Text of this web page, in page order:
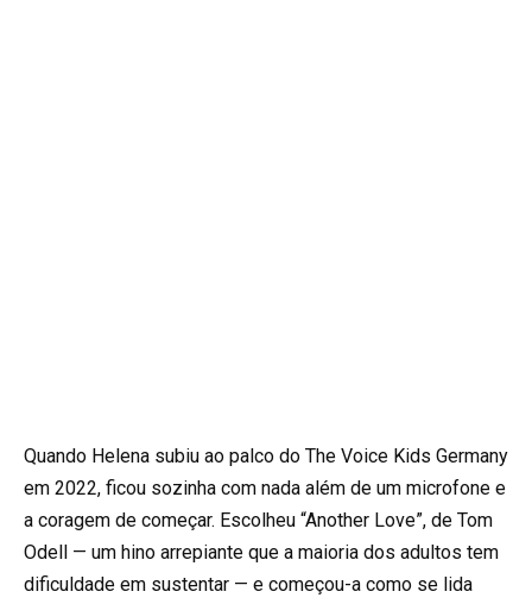
Quando Helena subiu ao palco do The Voice Kids Germany
em 2022, ficou sozinha com nada além de um microfone e
a coragem de começar. Escolheu “Another Love”, de Tom
Odell — um hino arrepiante que a maioria dos adultos tem
dificuldade em sustentar — e começou-a como se lida